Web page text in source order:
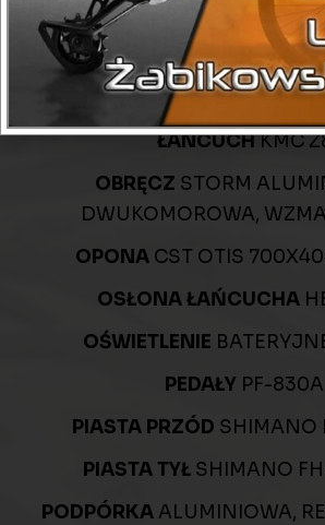
HG31 8
KIEROWNICA
STORM
KORBASHIMANO
ŁANCUCHKMC
OBRĘCZ STORM
DWUKOMOROWA,
OPONA CST OTIS
OSŁONA ŁAŃCUCHA
OŚWIETLENIE
PEDAŁY PF-830A
PIASTA PRZÓD SHIMANO
PIASTA TYŁ SHIMANO
PODPÓRKA ALUMINIOWA,